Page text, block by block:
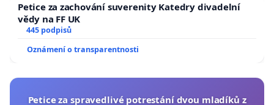
Petice za zachování suverenity Katedry divadelní
vědy na FF UK
445 podpisů
Oznámení o transparentnosti
Petice za spravedlivé potrestání dvou mladíků z